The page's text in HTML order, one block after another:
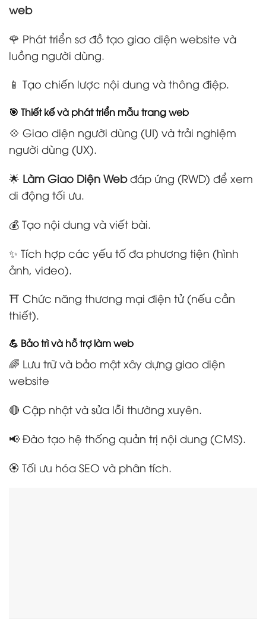
web
🌹 Phát triển sơ đồ tạo giao diện website và
luồng người dùng.
📱 Tạo chiến lược nội dung và thông điệp.
🎯 Thiết kế và phát triển mẫu trang web
💠 Giao diện người dùng (UI) và trải nghiệm
người dùng (UX).
🌟 Làm Giao Diện Webđáp ứng (RWD) để xem
di động tối ưu.
💰 Tạo nội dung và viết bài.
✨ Tích hợp các yếu tố đa phương tiện (hình
ảnh, video).
⛩️ Chức năng thương mại điện tử (nếu cần
thiết).
💪 Bảo trì và hỗ trợ làm web
🌈 Lưu trữ và bảo mật xây dựng giao diện
website
🔴 Cập nhật và sửa lỗi thường xuyên.
📢 Đào tạo hệ thống quản trị nội dung (CMS).
🏵️ Tối ưu hóa SEO và phân tích.